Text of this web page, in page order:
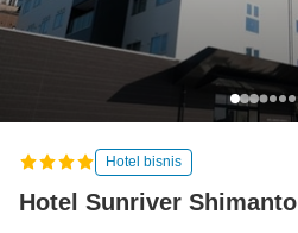
Hotel bisnis
Hotel Sunriver Shimanto